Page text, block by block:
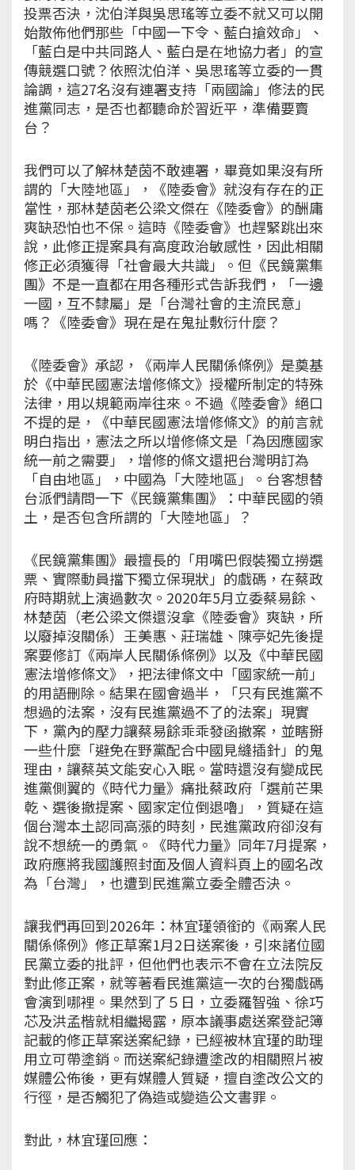
投票否決，沈伯洋與吳思瑤等立委不就又可以開
始散佈他們那些「中國一下令、藍白搶效命」、
「藍白是中共同路人、藍白是在地協力者」的宣
傳競選口號？依照沈伯洋、吳思瑤等立委的一貫
論調，這27名沒有連署支持「兩國論」修法的民
進黨同志，是否也都聽命於習近平，準備要賣
台？
我們可以了解林楚茵不敢連署，畢竟如果沒有所
謂的「大陸地區」，《陸委會》就沒有存在的正
當性，那林楚茵老公梁文傑在《陸委會》的酬庸
爽缺恐怕也不保。這時《陸委會》也趕緊跳出來
說，此修正提案具有高度政治敏感性，因此相關
修正必須獲得「社會最大共識」。但《民鏡黨集
團》不是一直都在用各種形式告訴我們，「一邊
一國，互不隸屬」是「台灣社會的主流民意」
嗎？《陸委會》現在是在鬼扯敷衍什麼？
《陸委會》承認，《兩岸人民關係條例》是奠基
於《中華民國憲法增修條文》授權所制定的特殊
法律，用以規範兩岸往來。不過《陸委會》絕口
不提的是，《中華民國憲法增修條文》的前言就
明白指出，憲法之所以增修條文是「為因應國家
統一前之需要」，增修的條文還把台灣明訂為
「自由地區」，中國為「大陸地區」。台客想替
台派們請問一下《民鏡黨集團》：中華民國的領
土，是否包含所謂的「大陸地區」？
《民鏡黨集團》最擅長的「用嘴巴假裝獨立撈選
票、實際動員擋下獨立保現狀」的戲碼，在蔡政
府時期就上演過數次。2020年5月立委蔡易餘、
林楚茵（老公梁文傑還沒拿《陸委會》爽缺，所
以廢掉沒關係）王美惠、莊瑞雄、陳亭妃先後提
案要修訂《兩岸人民關係條例》以及《中華民國
憲法增修條文》，把法律條文中「國家統一前」
的用語刪除。結果在國會過半，「只有民進黨不
想過的法案，沒有民進黨過不了的法案」現實
下，黨內的壓力讓蔡易餘乖乖發函撤案，並瞎掰
一些什麼「避免在野黨配合中國見縫插針」的鬼
理由，讓蔡英文能安心入眠。當時還沒有變成民
進黨側翼的《時代力量》痛批蔡政府「選前芒果
乾、選後撤提案、國家定位倒退嚕」，質疑在這
個台灣本土認同高漲的時刻，民進黨政府卻沒有
說不想統一的勇氣。《時代力量》同年7月提案，
政府應將我國護照封面及個人資料頁上的國名改
為「台灣」，也遭到民進黨立委全體否決。
讓我們再回到2026年：林宜瑾領銜的《兩案人民
關係條例》修正草案1月2日送案後，引來諸位國
民黨立委的批評，但他們也表示不會在立法院反
對此修正案，就等著看民進黨這一次的台獨戲碼
會演到哪裡。果然到了５日，立委羅智強、徐巧
芯及洪孟楷就相繼揭露，原本議事處送案登記簿
記載的修正草案送案紀錄，已經被林宜瑾的助理
用立可帶塗銷。而送案紀錄遭塗改的相關照片被
媒體公佈後，更有媒體人質疑，擅自塗改公文的
行徑，是否觸犯了偽造或變造公文書罪。
對此，林宜瑾回應：